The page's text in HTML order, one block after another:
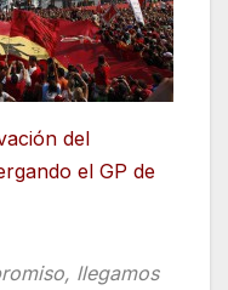
del
el GP de
llegamos